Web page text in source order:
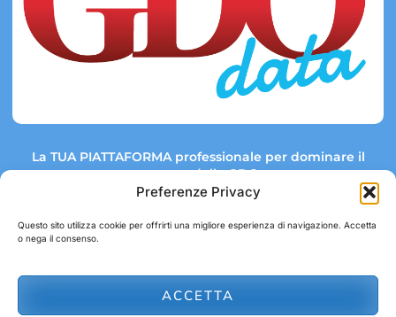
Preferenze Privacy
Questo sito utilizza cookie per offrirti una migliore esperienza di navigazione. Accetta
o nega il consenso.
ACCETTA
La TUA PIATTAFORMA professionale per dominare il
mercato della GDO.
Link rapidi:
abbonamenti@gdodata.it